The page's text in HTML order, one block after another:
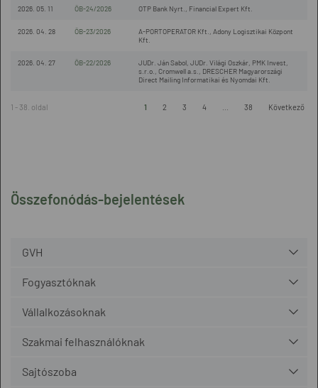
Összefonódás-bejelentések
GVH
Fogyasztóknak
Vállalkozásoknak
Szakmai felhasználóknak
Sajtószoba
2026. 05. 11 ÖB-24/2026 OTP Bank Nyrt., Financial Expert Kft.
2026. 04. 28 ÖB-23/2026
A-PORTOPERATOR Kft., Adony Logisztikai Központ
Kft.
2026. 04. 27 ÖB-22/2026
JUDr. Ján Sabol, JUDr. Világi Oszkár, PMK Invest,
s.r.o., Cromwell a.s., DRESCHER Magyarországi
Direct Mailing Informatikai és Nyomdai Kft.
1 - 38. oldal 1 2 3 4 38 Következő